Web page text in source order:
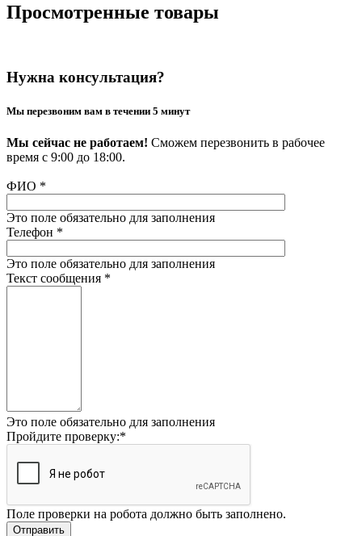
Просмотренные товары
Нужна консультация?
Мы перезвоним вам в течении 5 минут
Мы сейчас не работаем! Сможем перезвонить в рабочее
время с 9:00 до 18:00.
ФИО *
Это поле обязательно для заполнения
Телефон *
Это поле обязательно для заполнения
Текст сообщения *
Это поле обязательно для заполнения
Пройдите проверку:*
Поле проверки на робота должно быть заполнено.